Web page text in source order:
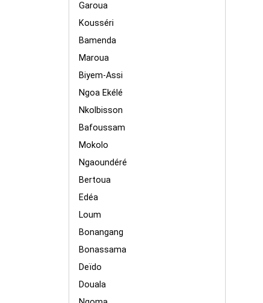
Garoua
Kousséri
Bamenda
Maroua
Biyem-Assi
Ngoa Ekélé
Nkolbisson
Bafoussam
Mokolo
Ngaoundéré
Bertoua
Edéa
Loum
Bonangang
Bonassama
Deïdo
Douala